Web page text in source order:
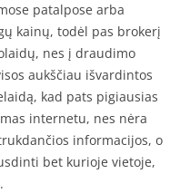
patalpose arba
kainų, todėl pas brokerį
nes į draudimo
aukščiau išvardintos
kad pats pigiausias
internetu, nes nėra
informacijos, o
bet kurioje vietoje,